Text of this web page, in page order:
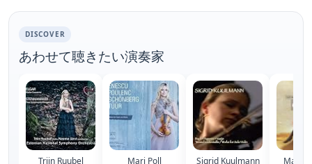
DISCOVER
あわせて聴きたい演奏家
Triin Ruubel Mari Poll Sigrid Kuulmann